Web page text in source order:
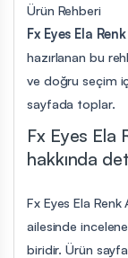
Ürün Rehberi
Fx Eyes Ela
hazırlanan bu
ve doğru seçim
sayfada toplar.
Fx Eyes Ela
hakkında
Fx Eyes Ela Renk
ailesinde
biridir. Ürün